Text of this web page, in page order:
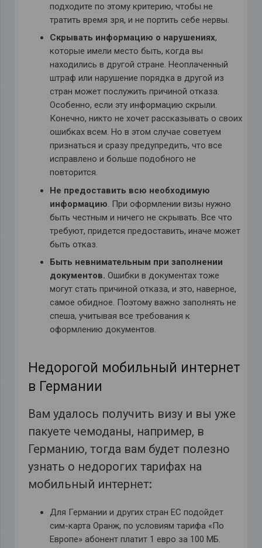
подходите по этому критерию, чтобы не
тратить время зря, и не портить себе нервы.
Скрывать информацию о нарушениях,
которые имели место быть, когда вы
находились в другой стране. Неоплаченный
штраф или нарушение порядка в другой из
стран может послужить причиной отказа.
Особенно, если эту информацию скрыли.
Конечно, никто не хочет рассказывать о своих
ошибках всем. Но в этом случае советуем
признаться и сразу предупредить, что все
исправлено и больше подобного не
повторится.
Не предоставить всю необходимую
информацию. При оформлении визы нужно
быть честным и ничего не скрывать. Все что
требуют, придется предоставить, иначе может
быть отказ.
Быть невнимательным при заполнении
документов. Ошибки в документах тоже
могут стать причиной отказа, и это, наверное,
самое обидное. Поэтому важно заполнять не
спеша, учитывая все требования к
оформлению документов.
Недорогой мобильный интернет
в Германии
Вам удалось получить визу и вы уже
пакуете чемоданы, например, в
Германию, тогда вам будет полезно
узнать о недорогих тарифах на
мобильный интернет:
Для Германии и других стран ЕС подойдет
сим-карта Оранж, по условиям тарифа «По
Европе» абонент платит 1 евро за 100 МБ.